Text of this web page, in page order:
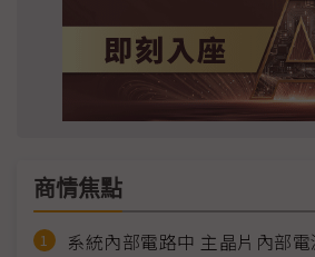
商情焦點
系統內部電路中 主晶片內部